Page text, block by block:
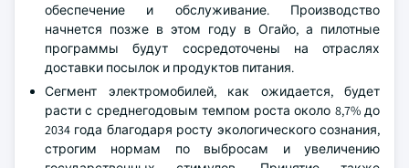
обеспечение и обслуживание. Производство
начнется позже в этом году в Огайо, а пилотные
программы будут сосредоточены на отраслях
доставки посылок и продуктов питания.
Сегмент электромобилей, как ожидается, будет
расти с среднегодовым темпом роста около 8,7% до
2034 года благодаря росту экологического сознания,
строгим нормам по выбросам и увеличению